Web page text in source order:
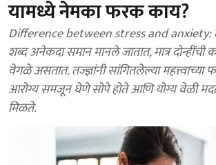
यामध्ये नेमका फरक काय?
Difference between stress and anxiety:
शब्द अनेकदा समान मानले जातात, मात्र दोन्हींची
वेगळे असतात. तज्ज्ञांनी सांगितलेल्या
आरोग्य समजून घेणे सोपे होते आणि योग्य वेळी
मिळते.